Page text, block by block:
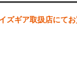
ズギア取扱店にてお